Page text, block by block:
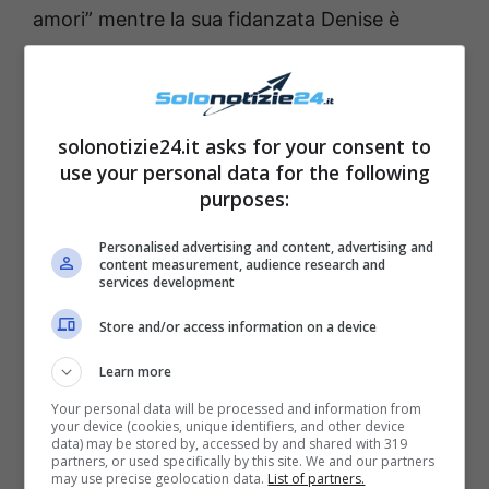
amori” mentre la sua fidanzata Denise è
presentata la Festival di Sanremo dallo stesso
non era pensata per nessuno.
associata l’immagine della giovane e bella
Denise Esposito, classe 1992. Questo
succederà perché durante la performance
canora a Viggiano il grande Gigi D’Alessio ha
cantato la suddetta canzone guardando negli
occhi la sua bella fidanzata ed è parso subito
chiaro a tutti che questa fosse una dedica per
solonotizie24.it asks for your consent to
use your personal data for the following
purposes:
Personalised advertising and content, advertising and
content measurement, audience research and
services development
Store and/or access information on a device
Learn more
Your personal data will be processed and information from
your device (cookies, unique identifiers, and other device
data) may be stored by, accessed by and shared with 319
partners, or used specifically by this site. We and our partners
may use precise geolocation data. List of partners.